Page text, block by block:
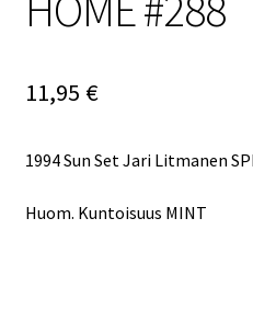
11,95 €
1994 Sun Set Jari Litmanen
Huom. Kuntoisuus MINT